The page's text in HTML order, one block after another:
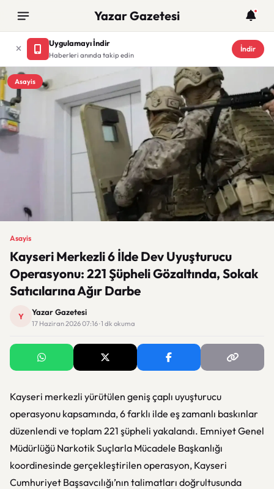
Yazar Gazetesi
Uygulamayı İndir
Haberleri anında takip edin
İndir
Asayis
Asayis
Kayseri Merkezli 6 İlde Dev Uyuşturucu
Operasyonu: 221 Şüpheli Gözaltında, Sokak
Satıcılarına Ağır Darbe
Y Yazar Gazetesi
17 Haziran 2026 07:16 · 1 dk okuma
Kayseri merkezli yürütülen geniş çaplı uyuşturucu
operasyonu kapsamında, 6 farklı ilde eş zamanlı baskınlar
düzenlendi ve toplam 221 şüpheli yakalandı. Emniyet Genel
Müdürlüğü Narkotik Suçlarla Mücadele Başkanlığı
koordinesinde gerçekleştirilen operasyon, Kayseri
Cumhuriyet Başsavcılığı’nın talimatları doğrultusunda